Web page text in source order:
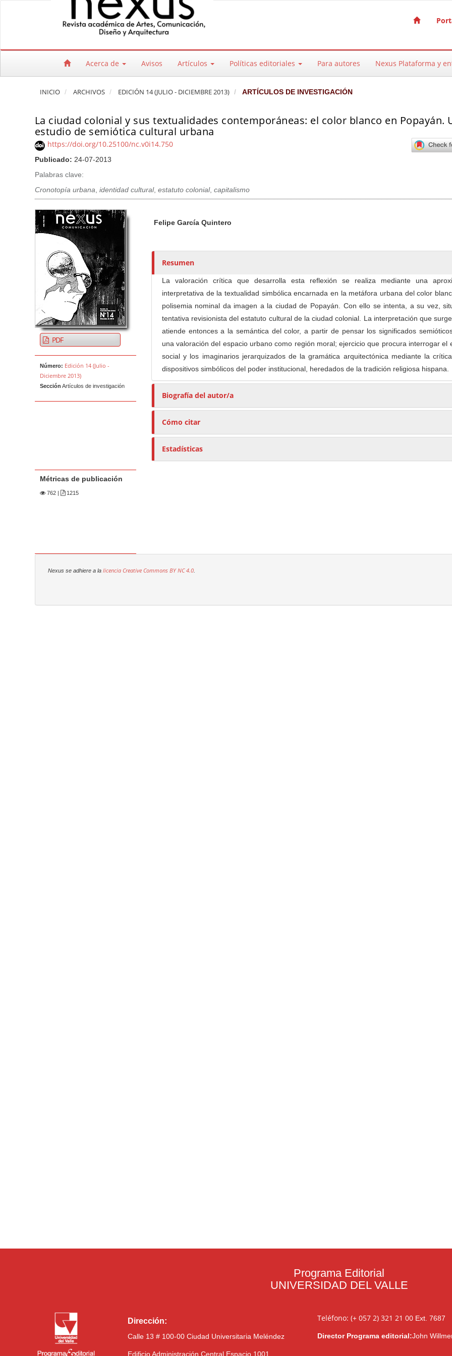
Salto rápido al contenido de la página
Navegación principal
Acerca de Avisos Artículos Políticas editoriales Para autores Nexus Plataforma y
INICIO ARCHIVOS EDICIÓN 14 (JULIO - DICIEMBRE 2013) ARTÍCULOS DE INVESTIGACIÓN
La ciudad colonial y sus textualidades contemporáneas: el color blanco en Popayán.
estudio de semiótica cultural urbana
https://doi.org/10.25100/nc.v0i14.750
Publicado: 24-07-2013
Palabras clave:
Cronotopía urbana, identidad cultural, estatuto colonial, capitalismo
Barra lateral del artículo
PDF
Número: Edición 14 (Julio -
Diciembre 2013)
Sección Artículos de investigación
Métricas de publicación
762| 1215
u
o
e
Felipe García Quintero
Resumen
La valoración crítica que desarrolla esta reflexión se realiza mediante una
interpretativa de la textualidad simbólica encarnada en la metáfora urbana del color
polisemia nominal da imagen a la ciudad de Popayán. Con ello se intenta, a su vez,
tentativa revisionista del estatuto cultural de la ciudad colonial. La interpretación que
atiende entonces a la semántica del color, a partir de pensar los significados
una valoración del espacio urbano como región moral; ejercicio que procura interrogar el
social y los imaginarios jerarquizados de la gramática arquitectónica mediante la
dispositivos simbólicos del poder institucional, heredados de la tradición religiosa hispana.
Biografía del autor/a
Cómo citar
Estadísticas
Nexus se adhiere a la licencia Creative Commons BY NC 4.0.
Programa Editorial
UNIVERSIDAD DEL VALLE
Dirección:
Calle 13 # 100-00 Ciudad Universitaria Meléndez
Edificio Administración Central Espacio 1001
Teléfono: (+ 057 2) 321 21 00Ext. 7687
Director Programa editorial:John